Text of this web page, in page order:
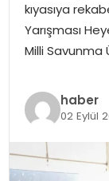
MAGAZIN
kıyasıya
Yarışması
Milli Savunma
haber
02 Eylül